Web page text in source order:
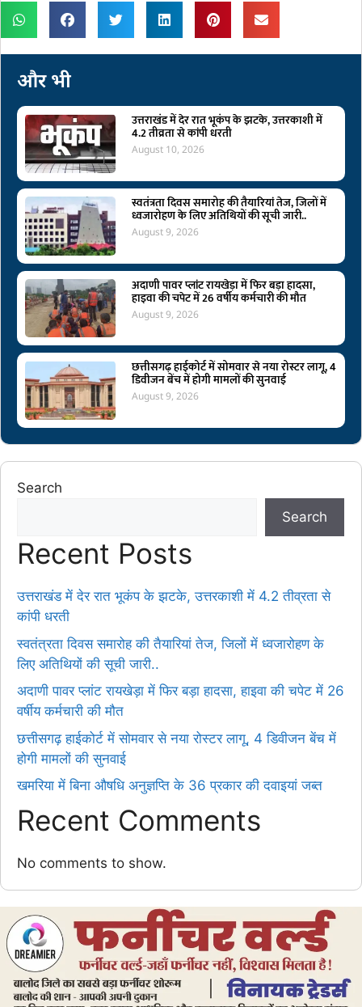
और भी
उत्तराखंड में देर रात भूकंप के झटके, उत्तरकाशी में
4.2 तीव्रता से कांपी धरती
August 10, 2026
स्वतंत्रता दिवस समारोह की तैयारियां तेज, जिलों में
ध्वजारोहण के लिए अतिथियों की सूची जारी..
August 9, 2026
अदाणी पावर प्लांट रायखेड़ा में फिर बड़ा हादसा,
हाइवा की चपेट में 26 वर्षीय कर्मचारी की मौत
August 9, 2026
छत्तीसगढ़ हाईकोर्ट में सोमवार से नया रोस्टर लागू, 4
डिवीजन बेंच में होगी मामलों की सुनवाई
August 9, 2026
Search
Search
Recent Posts
उत्तराखंड में देर रात भूकंप के झटके, उत्तरकाशी में 4.2 तीव्रता से
कांपी धरती
स्वतंत्रता दिवस समारोह की तैयारियां तेज, जिलों में ध्वजारोहण के
लिए अतिथियों की सूची जारी..
अदाणी पावर प्लांट रायखेड़ा में फिर बड़ा हादसा, हाइवा की चपेट में 26
वर्षीय कर्मचारी की मौत
छत्तीसगढ़ हाईकोर्ट में सोमवार से नया रोस्टर लागू, 4 डिवीजन बेंच में
होगी मामलों की सुनवाई
खमरिया में बिना औषधि अनुज्ञप्ति के 36 प्रकार की दवाइयां जब्त
Recent Comments
No comments to show.